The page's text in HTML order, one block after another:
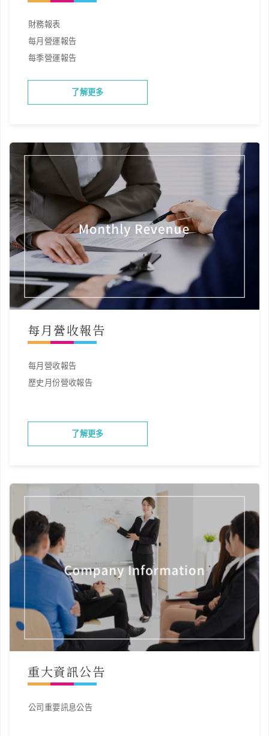
財務報表
每月營運報告
每季營運報告
了解更多
每月營收報告
每月營收報告
歷史月份營收報告
了解更多
重大資訊公告
公司重要訊息公告